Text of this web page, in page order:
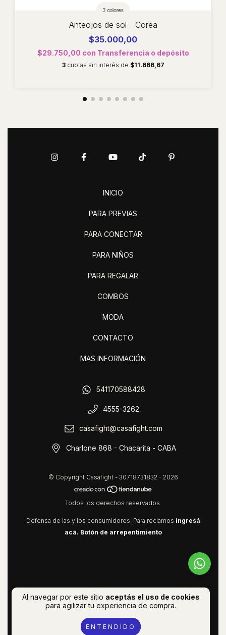
Al navegar por este sitio aceptás el uso de cookies
para agilizar tu experiencia de compra.
ENTENDIDO
3 colores
Anteojos de sol - Corea
$35.000,00
$29.750,00 con Transferencia o depósito
3 cuotas sin interés de $11.666,67
INICIO
PARA PREVIAS
PARA CONECTAR
PARA NIÑOS
PARA REGALAR
COMBOS
MODA
CONTACTO
MAS INFORMACIÓN
541170588428
4555-3262
casafight@casafight.com
Charlone 868 - Chacarita - CABA
© Copyright Casafight - 30718731832 - 2026
Todos los derechos reservados.
Defensa de las y los consumidores. Para reclamos ingresá
acá. Botón de arrepentimiento